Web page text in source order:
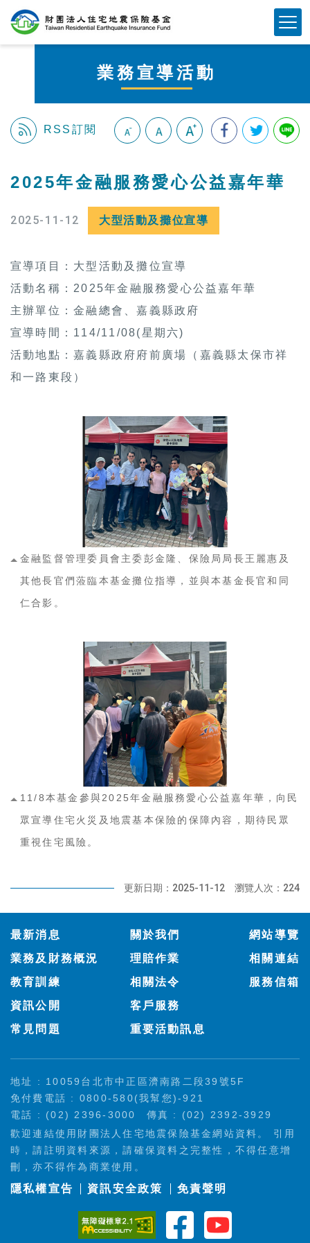
業務宣導活動
RSS訂閱
2025年金融服務愛心公益嘉年華
2025-11-12 大型活動及攤位宣導
宣導項目：大型活動及攤位宣導
活動名稱：2025年金融服務愛心公益嘉年華
主辦單位：金融總會、嘉義縣政府
宣導時間：114/11/08(星期六)
活動地點：嘉義縣政府府前廣場（嘉義縣太保市祥
和一路東段）
金融監督管理委員會主委彭金隆、保險局局長王麗惠及
其他長官們蒞臨本基金攤位指導，並與本基金長官和同
仁合影。
11/8本基金參與2025年金融服務愛心公益嘉年華，向民
眾宣導住宅火災及地震基本保險的保障內容，期待民眾
重視住宅風險。
更新日期：2025-11-12 瀏覽人次：224
最新消息
關於我們
業務及財務概況
理賠作業
教育訓練
相關法令
資訊公開
客戶服務
常見問題
重要活動訊息
網站導覽
相關連結
服務信箱
地址 : 10059台北市中正區濟南路二段39號5F
免付費電話 : 0800-580(我幫您)-921
電話 : (02) 2396-3000
傳真 : (02) 2392-3929
歡迎連結使用財團法人住宅地震保險基金網站資料。 引用
時，請註明資料來源，請確保資料之完整性，不得任意增
刪，亦不得作為商業使用。
隱私權宣告 資訊安全政策 免責聲明